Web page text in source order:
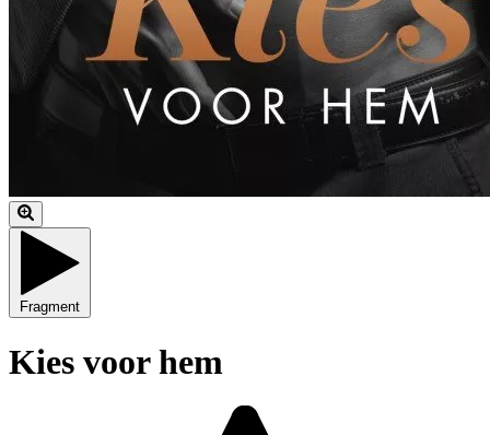
Fragment
Kies voor hem